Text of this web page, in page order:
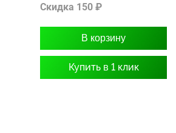
Скидка 150 ₽
В корзину
Купить в 1 клик